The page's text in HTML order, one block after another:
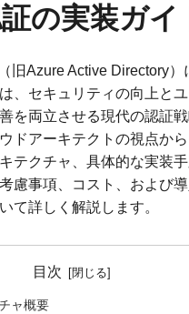
の実装ガイ
旧Azure Active Directory）
、セキュリティの向上と
を両立させる現代の認証
ドアーキテクトの視点か
テクチャ、具体的な実装
慮事項、コスト、および
て詳しく解説します。
目次
ャ概要